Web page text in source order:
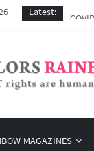
Latest:
MAGAZINES